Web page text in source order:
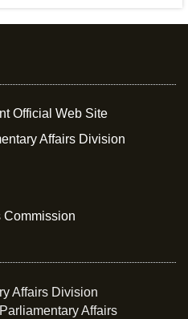
Official Web Site
Affairs Division
Commission
Affairs Division
Affairs